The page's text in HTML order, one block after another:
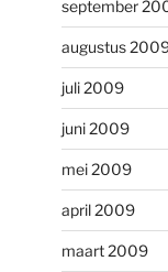
september
augustus
juli 2009
juni 2009
mei 2009
april 2009
maart 2009